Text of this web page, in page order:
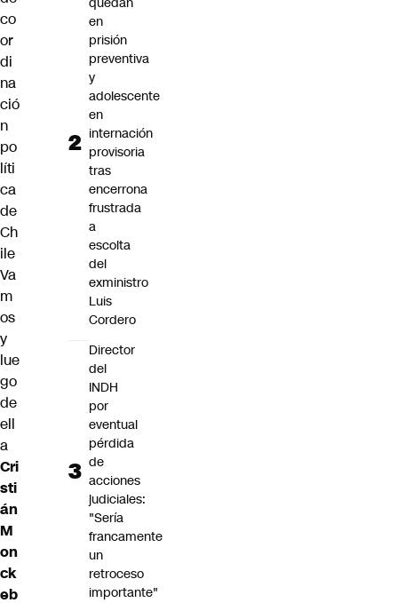
co
or
di
na
ció
n
po
líti
ca
de
Ch
ile
Va
m
os
y
lue
go
de
ell
a
Cri
sti
án
M
on
ck
eb
en
prisión
preventiva
y
adolescente
en
internación
provisoria
tras
encerrona
frustrada
a
escolta
del
exministro
Luis
Cordero
Director
del
INDH
por
eventual
pérdida
de
acciones
judiciales:
"Sería
francamente
un
retroceso
importante"